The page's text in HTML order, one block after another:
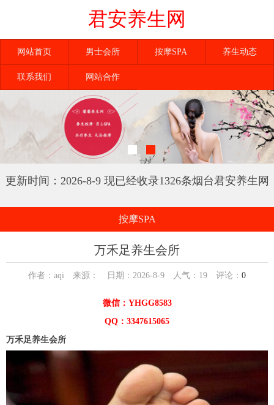
君安养生网
网站首页 男士会所 按摩SPA 养生动态
联系我们 网站合作
更新时间：2026-8-9 现已经收录1326条烟台君安养生网
按摩SPA
万禾足养生会所
作者：aqi 来源： 日期：2026-8-9 人气： 19 评论： 0
微信：YHGG8583
QQ：3347615065
万禾足养生会所